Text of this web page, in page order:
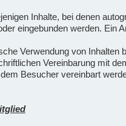
Inhalte, bei denen
eingebunden werden. Ein
Verwendung von
Vereinbarung mit
Besucher vereinbart